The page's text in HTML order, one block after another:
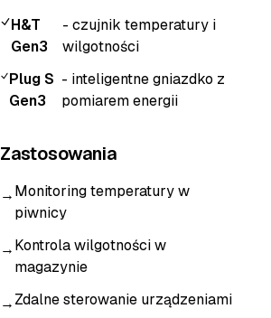
H&T
Gen3
- czujnik temperatury i
wilgotności
Plug S
Gen3
- inteligentne gniazdko z
pomiarem energii
Zastosowania
→Monitoring temperatury w
piwnicy
→Kontrola wilgotności w
magazynie
→Zdalne sterowanie urządzeniami